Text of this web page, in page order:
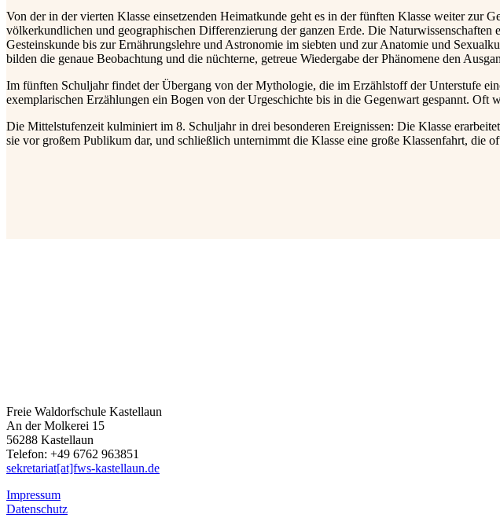
Von der in der vierten Klasse einsetzenden Heimatkunde geht es in der fünften Klasse weiter zur
völkerkundlichen und geographischen Differenzierung der ganzen Erde. Die
Gesteinskunde bis zur Ernährungslehre und Astronomie im siebten und zur Anatomie und
bilden die genaue Beobachtung und die nüchterne, getreue Wiedergabe der Phänomene den
Im fünften Schuljahr findet der Übergang von der Mythologie, die im Erzählstoff der Unterstufe
exemplarischen Erzählungen ein Bogen von der Urgeschichte bis in die Gegenwart gespannt.
Die Mittelstufenzeit kulminiert im 8. Schuljahr in drei besonderen Ereignissen: Die Klasse
sie vor großem Publikum dar, und schließlich unternimmt die Klasse eine große Klassenfahrt, die
Freie Waldorfschule Kastellaun
An der Molkerei 15
56288 Kastellaun
Telefon: +49 6762 963851
sekretariat[at]fws-kastellaun.de
Impressum
Datenschutz